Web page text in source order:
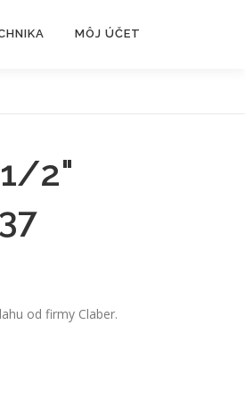
MÔJ ÚČET
2"
od firmy Claber.